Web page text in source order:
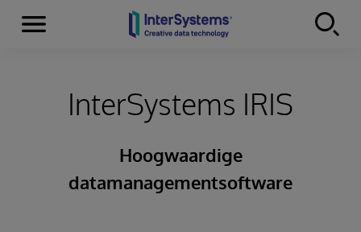
Skip to content
Menu
InterSystems IRIS
Hoogwaardige
datamanagementsoftware